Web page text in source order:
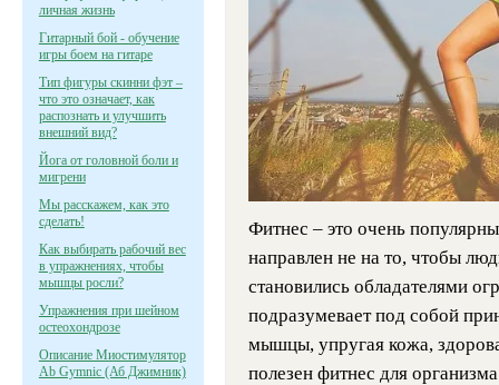
личная жизнь
Гитарный бой - обучение
игры боем на гитаре
Тип фигуры скинни фэт –
что это означает, как
распознать и улучшить
внешний вид?
Йога от головной боли и
мигрени
Мы расскажем, как это
сделать!
Как выбирать рабочий вес
в упражнениях, чтобы
мышцы росли?
Упражнения при шейном
остеохондрозе
Описание Миостимулятор
Ab Gymnic (Аб Джимник)
Фитнес – это очень
направлен не на то, чтобы
становились обладателями
подразумевает под собой
мышцы, упругая кожа,
полезен фитнес для